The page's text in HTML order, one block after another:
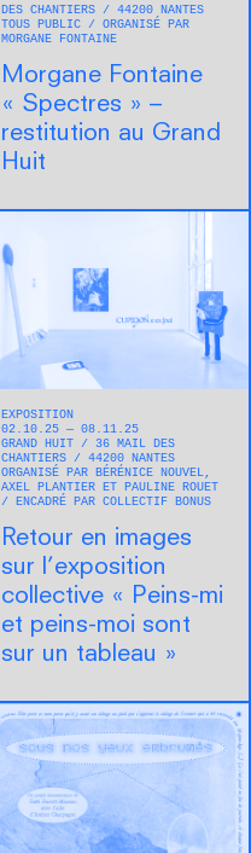
DES CHANTIERS
44200 NANTES
TOUS PUBLIC
ORGANISÉ PAR
MORGANE FONTAINE
Morgane Fontaine
« Spectres » –
restitution au Grand
Huit
EXPOSITION
02.10.25 — 08.11.25
GRAND HUIT
36 MAIL DES
CHANTIERS
44200 NANTES
ORGANISÉ PAR BÉRÉNICE NOUVEL,
AXEL PLANTIER ET PAULINE ROUET
ENCADRÉ PAR COLLECTIF BONUS
Retour en images
sur l’exposition
collective « Peins-mi
et peins-moi sont
sur un tableau »